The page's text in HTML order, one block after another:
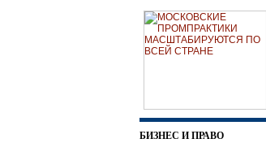
БИЗНЕС И ПРАВО